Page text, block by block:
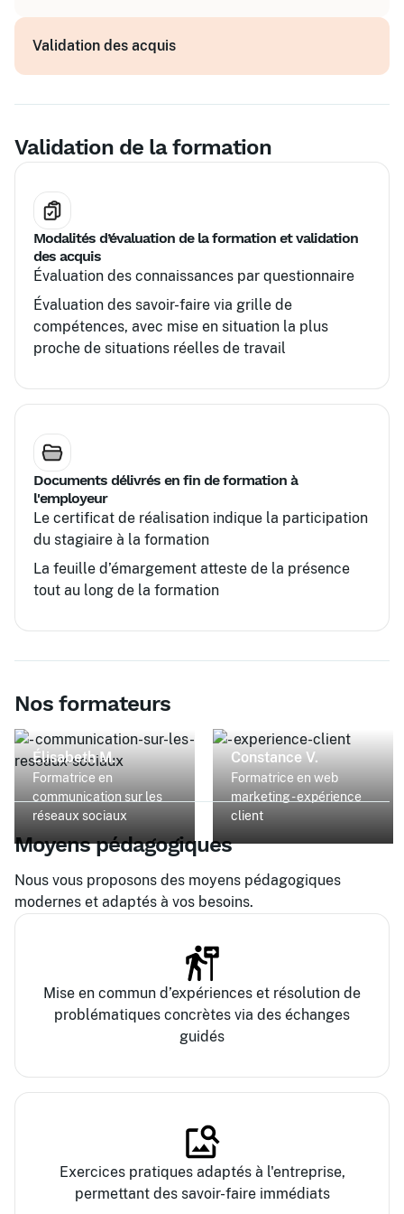
pratiques
Stage ou projet professionnel encadré
Évaluation des compétences acquises
Validation des acquis
Validation de la formation
Modalités d’évaluation de la formation et validation
des acquis
Évaluation des connaissances par questionnaire
Évaluation des savoir-faire via grille de
compétences, avec mise en situation la plus
proche de situations réelles de travail
Documents délivrés en fin de formation à
l'employeur
Le certificat de réalisation indique la participation
du stagiaire à la formation
La feuille d’émargement atteste de la présence
tout au long de la formation
Nos formateurs
Élisabeth M.
Formatrice en
communication sur les
réseaux sociaux
Constance V.
Formatrice en web
marketing - expérience
client
Moyens pédagogiques
Nous vous proposons des moyens pédagogiques
modernes et adaptés à vos besoins.
Mise en commun d’expériences et résolution de
problématiques concrètes via des échanges
guidés
Exercices pratiques adaptés à l'entreprise,
permettant des savoir-faire immédiats